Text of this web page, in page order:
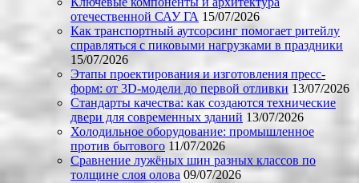
отечественной САУ ГА 15/07/2026
Как транспортный аутсорсинг помогает ритейлу
справляться с пиковыми нагрузками в праздники
15/07/2026
Этапы проектирования и изготовления пресс-
форм: от 3D-модели до первой отливки 13/07/2026
Стандарты качества: как создаются технические
двери для современных зданий 13/07/2026
Холодильное оборудование: промышленное
против бытового 11/07/2026
Сравнение лужёных шин разных классов по
толщине слоя олова 09/07/2026